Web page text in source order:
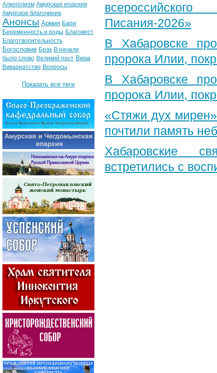
Писания-2026»
В Хабаровске
пророка Илии,
В Хабаровске
пророка Илии,
«Стяжи дух
почтили память
Хабаровские
встретились с
Алкоголизм Амурская епархия
Амурское благочиние
Анонсы Армия Бари
Беременность и роды Благовест
Благотворительность
Богословие Брак В начале
было слово Великий пост Вера
Викариатство Вопросы
Показать все теги